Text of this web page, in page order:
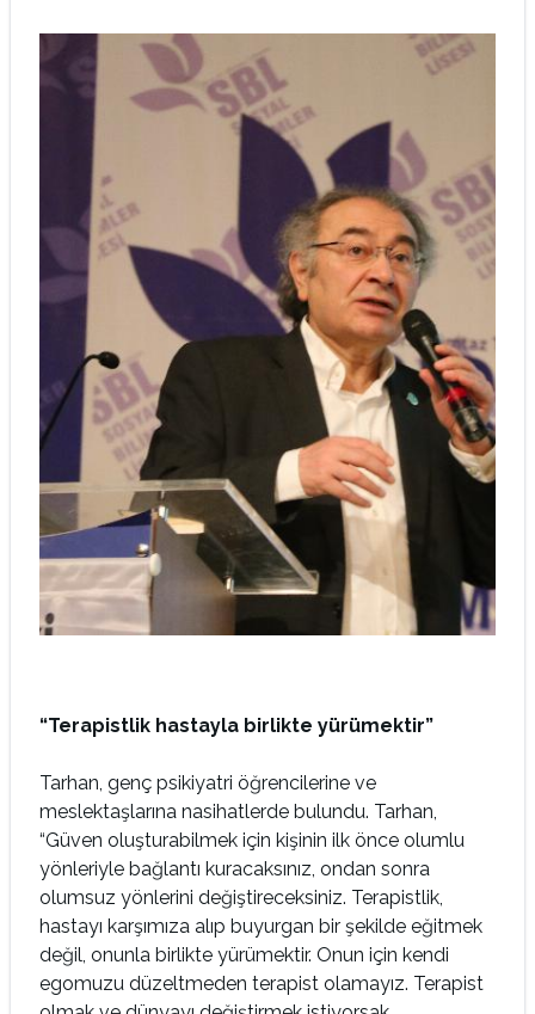
“Terapistlik hastayla birlikte yürümektir”
Tarhan, genç psikiyatri öğrencilerine ve
meslektaşlarına nasihatlerde bulundu. Tarhan,
“Güven oluşturabilmek için kişinin ilk önce olumlu
yönleriyle bağlantı kuracaksınız, ondan sonra
olumsuz yönlerini değiştireceksiniz. Terapistlik,
hastayı karşımıza alıp buyurgan bir şekilde eğitmek
değil, onunla birlikte yürümektir. Onun için kendi
egomuzu düzeltmeden terapist olamayız. Terapist